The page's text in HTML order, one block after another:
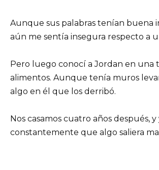
Aunque sus palabras tenían buena
aún me sentía insegura respecto a
Pero luego conocí a Jordan en una
alimentos. Aunque tenía muros
algo en él que los derribó.
Nos casamos cuatro años después, y
constantemente que algo saliera